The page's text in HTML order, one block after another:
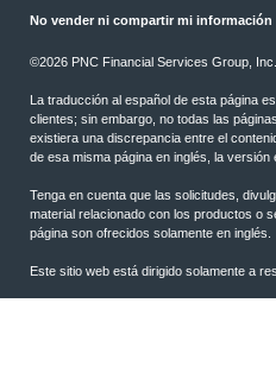
No vender ni compartir mi información
©2026 PNC Financial Services Group,
La traducción al español de esta página
clientes; sin embargo, no todas las
existiera una discrepancia entre el
de esa misma página en inglés, la versión
Tenga en cuenta que las solicitudes,
material relacionado con los productos o
página son ofrecidos solamente en inglés.
Este sitio web está dirigido solamente a